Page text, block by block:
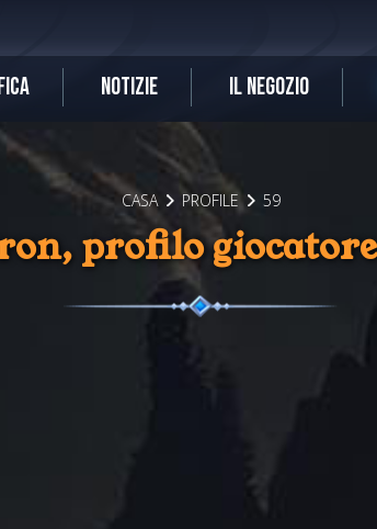
NOTIZIE IL NEGOZIO
CASA PROFILE 59
profilo